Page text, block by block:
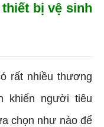
bị vệ sinh
rất nhiều thương
khiến người tiêu
chọn như nào để